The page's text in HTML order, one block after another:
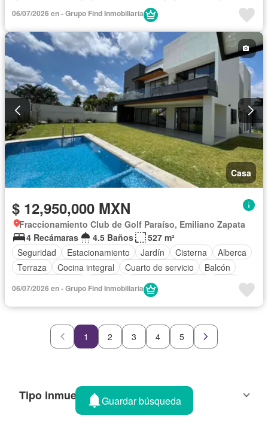
Aire acondicionado
Cuarto de Limpieza
Gas natural
Caseta de vigilancia
Permite mascotas
Permite niños
Sin amueblar
06/07/2026 en - Grupo Find Inmobiliaria
Casa
$ 12,950,000 MXN
Fraccionamiento Club de Golf Paraíso, Emiliano Zapata
4 Recámaras
4.5 Baños
527 m²
Seguridad
Estacionamiento Jardín Cisterna
Alberca
Terraza
Cocina integral Cuarto de servicio
Balcón
Aire acondicionado
Cuarto de Limpieza
Gas natural
Permite mascotas
Permite niños
Sin amueblar
06/07/2026 en - Grupo Find Inmobiliaria
1 2 3 4 5
Tipo inmueble Guardar búsqueda